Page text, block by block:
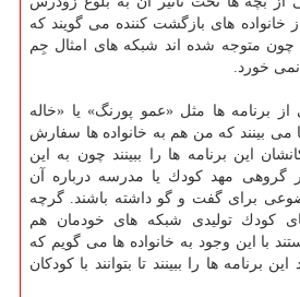
خانواده های بازگشت كننده می گویند كه
چون متوجه شده اند شبكه های امثال جِم
خورد.
برنامه ها مثل «عمو پورنگ» یا «خاله
بینند كه من هم به خانواده ها سفارش
این برنامه ها را ببینند چون به این
گروهی مهد كودك یا مدرسه درباره آن
برای گفت و گو داشته باشند. گرچه
كودك تولیدی شبكه های خودمان هم
با این وجود به خانواده ها می گویم كه
برنامه ها را ببینند تا بتوانند با كودكان